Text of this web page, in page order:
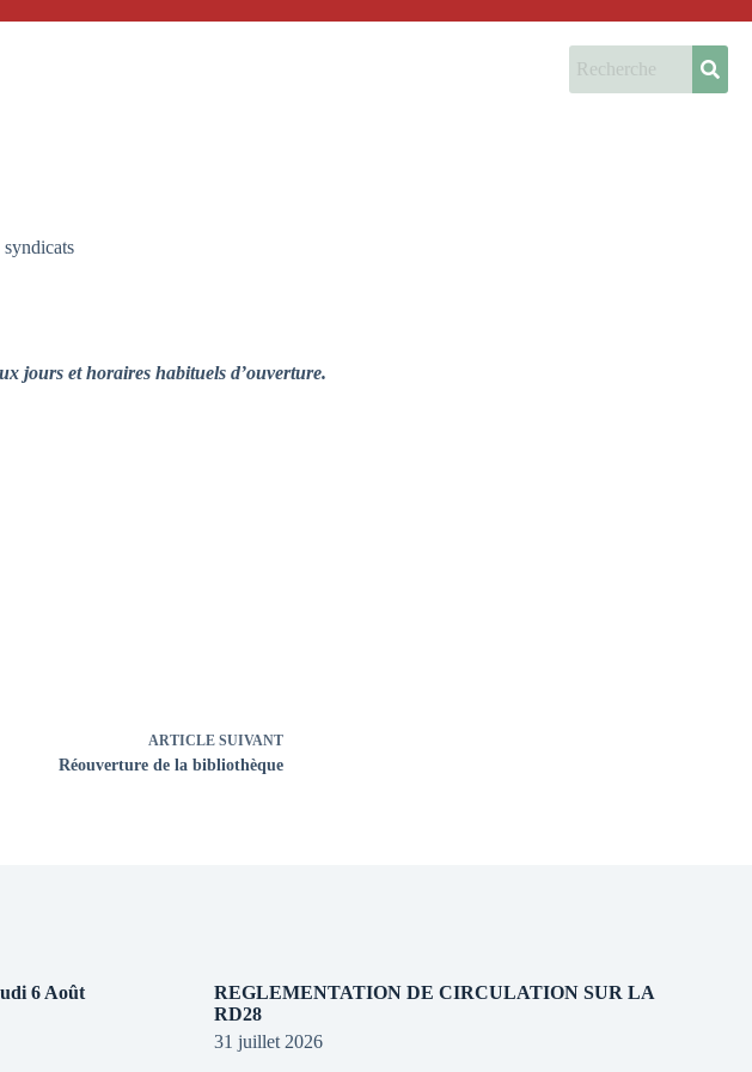
syndicats
jours et horaires habituels d’ouverture.
ARTICLE SUIVANT
Réouverture de la bibliothèque
6 Août
REGLEMENTATION DE CIRCULATION SUR LA
RD28
31 juillet 2026